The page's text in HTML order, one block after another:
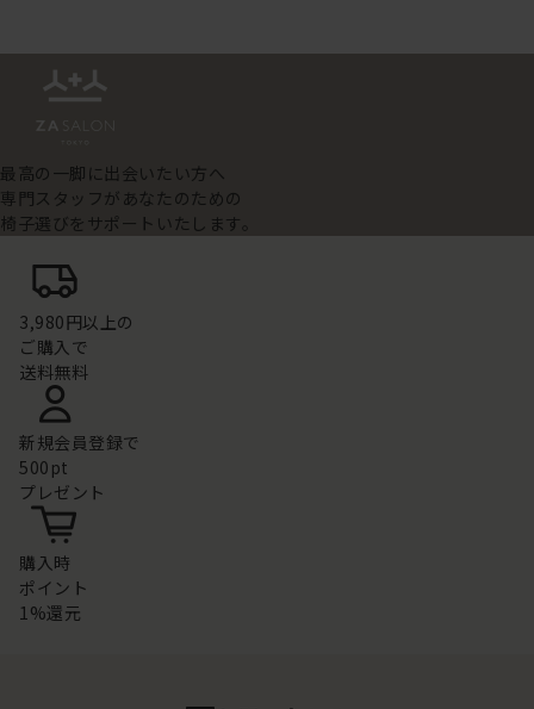
最高の一脚に出会いたい方へ
専門スタッフがあなたのための
椅子選びをサポートいたします。
3,980円以上の
ご購入で
送料無料
新規会員登録で
500pt
プレゼント
購入時
ポイント
1%還元